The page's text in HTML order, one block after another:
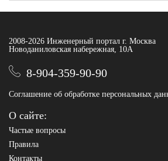
2008-2026 Инженерный портал г. Москва
Новоданиловская набережная, 10А
8-904-359-90-90
Соглашение об обработке персональных
О сайте:
Частые вопросы
Правила
Контакты